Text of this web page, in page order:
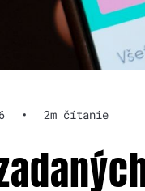
• 2m čítanie